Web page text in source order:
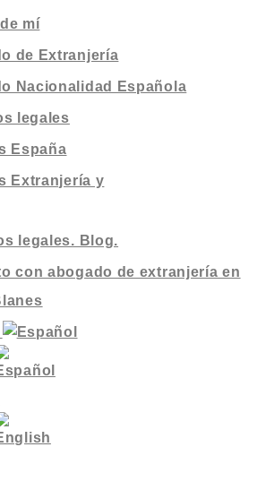
mí
de Extranjería
Nacionalidad Española
legales
España
Extranjería y
legales. Blog.
con abogado de extranjería en